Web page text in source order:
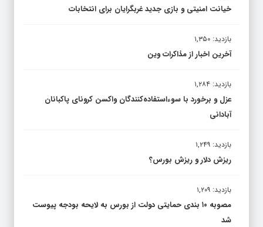
خیانت امنیتی و بازی جدید غربگرایان برای انتخابات
بازدید: ۱,۳۵۰
آخرین اخبار از مذاکرات وین
بازدید: ۱,۲۸۴
عزل و برخورد با سوءاستفاده‌کنندگان واکسن کرونای پاکبانان
آبادانی
بازدید: ۱,۲۴۹
ریزش دلار و ریزش بورس؟
بازدید: ۱,۲۰۹
مصوبه ۱۰ بندی حمایتی دولت از بورس به لایحه بودجه پیوست
شد